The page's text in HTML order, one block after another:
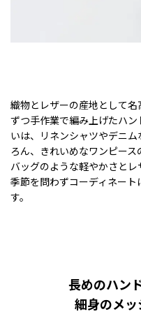
織物とレザーの産地として
ずつ手作業で編み上げたハ
いは、リネンシャツやデニ
ろん、きれいめなワンピー
バッグのような軽やかさとレ
季節を問わずコーディネー
す。
長めのハン
細身のメ